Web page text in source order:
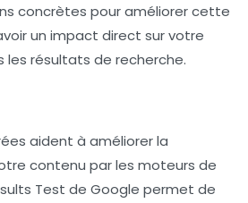
concrètes pour améliorer cette
un impact direct sur votre
résultats de recherche.
aident à améliorer la
contenu par les moteurs de
Test de Google permet de